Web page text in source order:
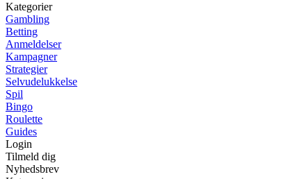
Kategorier
Gambling
Betting
Anmeldelser
Kampagner
Strategier
Selvudelukkelse
Spil
Bingo
Roulette
Guides
Login
Tilmeld dig
Nyhedsbrev